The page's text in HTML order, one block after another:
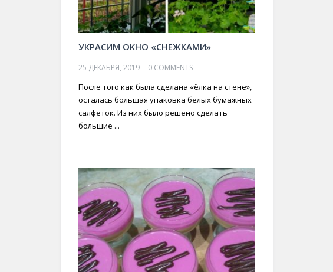
УКРАСИМ ОКНО «СНЕЖКАМИ»
25 ДЕКАБРЯ, 2019 0 COMMENTS
После того как была сделана «ёлка на стене»,
осталась большая упаковка белых бумажных
салфеток. Из них было решено сделать
большие ...